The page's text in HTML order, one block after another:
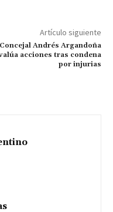
Artículo siguiente
Concejal Andrés Argandoña
acciones tras condena
por injurias